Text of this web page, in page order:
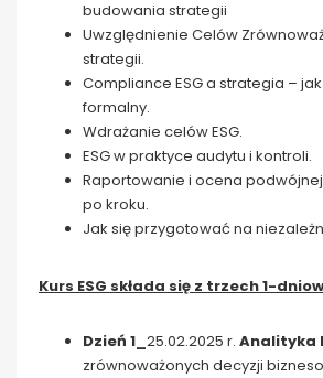
budowania strategii
Uwzględnienie Celów
strategii.
Compliance ESG a strategia –
formalny.
Wdrażanie celów ESG.
ESG w praktyce audytu i kontroli.
Raportowanie i ocena
po kroku.
Jak się przygotować na
Kurs ESG składa się z trzech 1-
Dzień 1_ 25.02.2025 r. Analityka
zrównoważonych decyzji